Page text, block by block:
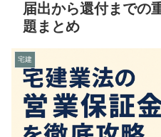
届出から還付までの
題まとめ
宅建